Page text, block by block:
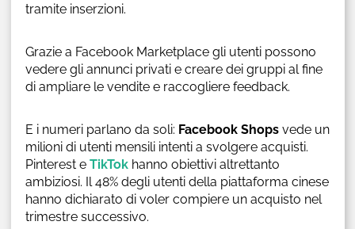
tramite inserzioni.
Grazie a Facebook Marketplace gli utenti possono
vedere gli annunci privati e creare dei gruppi al fine
di ampliare le vendite e raccogliere feedback.
E i numeri parlano da soli: Facebook Shopsvede un
milioni di utenti mensili intenti a svolgere acquisti.
Pinterest e TikTokhanno obiettivi altrettanto
ambiziosi. Il 48% degli utenti della piattaforma cinese
hanno dichiarato di voler compiere un acquisto nel
trimestre successivo.